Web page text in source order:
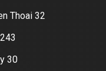
Thoai 32
30